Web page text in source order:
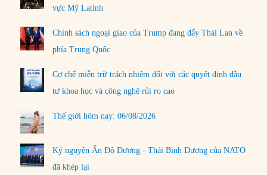
vực Mỹ Latinh
Chính sách ngoại giao của Trump đang đẩy Thái Lan về
phía Trung Quốc
Cơ chế miễn trừ trách nhiệm đối với các quyết định đầu
tư khoa học và công nghệ rủi ro cao
Thế giới hôm nay: 06/08/2026
Kỷ nguyên Ấn Độ Dương - Thái Bình Dương của NATO
đã khép lại